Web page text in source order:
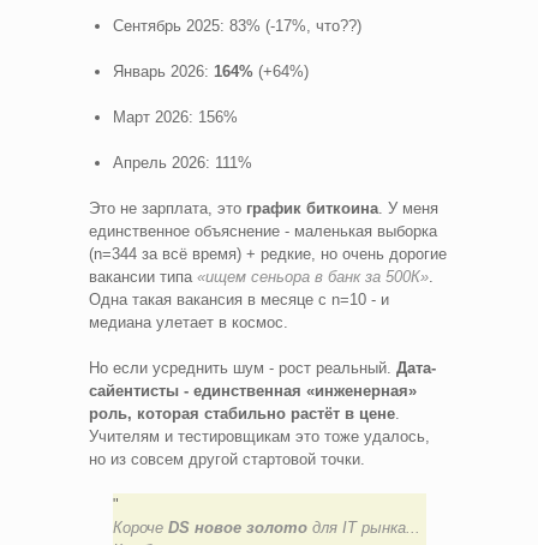
Сентябрь 2025: 83% (-17%, что??)
Январь 2026: 164% (+64%)
Март 2026: 156%
Апрель 2026: 111%
Это не зарплата, это график биткоина . У меня
единственное объяснение - маленькая выборка
(n=344 за всё время) + редкие, но очень дорогие
вакансии типа «ищем сеньора в банк за 500К»
Одна такая вакансия в месяце с n=10 - и
медиана улетает в космос.
Но если усреднить шум - рост реальный. Дата-
сайентисты - единственная «инженерная»
роль, которая стабильно растёт в цене
Учителям и тестировщикам это тоже удалось,
но из совсем другой стартовой точки.
Короче DS новое золотодля IT рынка...